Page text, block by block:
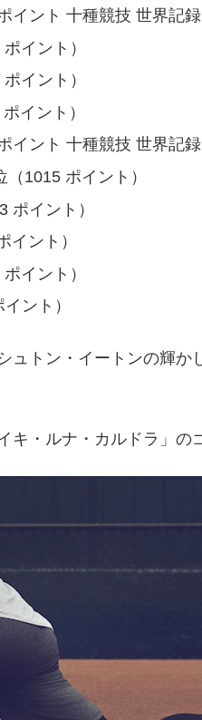
イント 十種競技 世界記録
イント）
イント）
イント）
ント 十種競技 世界記録
1015 ポイント）
ポイント）
イント）
イント）
ント）
ュトン・イートンの輝か
キ・ルナ・カルドラ」の